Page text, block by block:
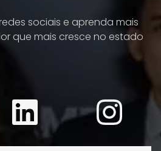
sociais e aprenda mais
que mais cresce no estado